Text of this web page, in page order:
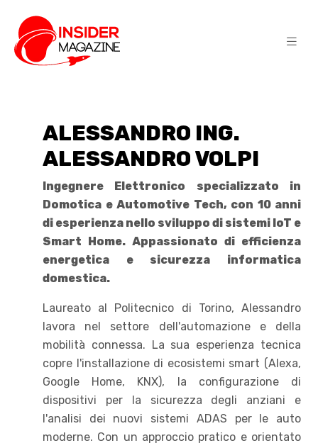
ALESSANDRO ING.
ALESSANDRO VOLPI
Ingegnere Elettronico specializzato in
Domotica e Automotive Tech, con 10 anni
di esperienza nello sviluppo di sistemi IoT e
Smart Home. Appassionato di efficienza
energetica e sicurezza informatica
domestica.
Laureato al Politecnico di Torino, Alessandro
lavora nel settore dell'automazione e della
mobilità connessa. La sua esperienza tecnica
copre l'installazione di ecosistemi smart (Alexa,
Google Home, KNX), la configurazione di
dispositivi per la sicurezza degli anziani e
l'analisi dei nuovi sistemi ADAS per le auto
moderne. Con un approccio pratico e orientato